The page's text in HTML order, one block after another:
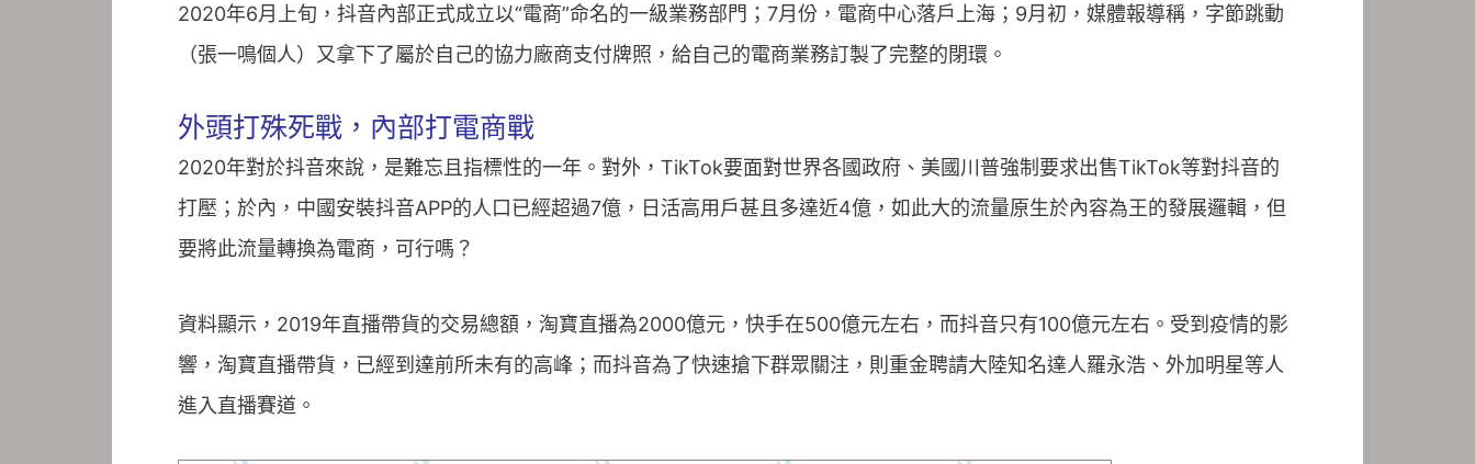
2020年6月上旬，抖音內部正式成立以“電商”命名的一級業務部門；7月份，電商中心落戶上海；9月初，媒體報導稱，字節跳動
（張一鳴個人）又拿下了屬於自己的協力廠商支付牌照，給自己的電商業務訂製了完整的閉環。
外頭打殊死戰，內部打電商戰
2020年對於抖音來說，是難忘且指標性的一年。對外，TikTok要面對世界各國政府、美國川普強制要求出售TikTok等對抖音的
打壓；於內，中國安裝抖音APP的人口已經超過7億，日活高用戶甚且多達近4億，如此大的流量原生於內容為王的發展邏輯，但
要將此流量轉換為電商，可行嗎？
資料顯示，2019年直播帶貨的交易總額，淘寶直播為2000億元，快手在500億元左右，而抖音只有100億元左右。受到疫情的影
響，淘寶直播帶貨，已經到達前所未有的高峰；而抖音為了快速搶下群眾關注，則重金聘請大陸知名達人羅永浩、外加明星等人
進入直播賽道。